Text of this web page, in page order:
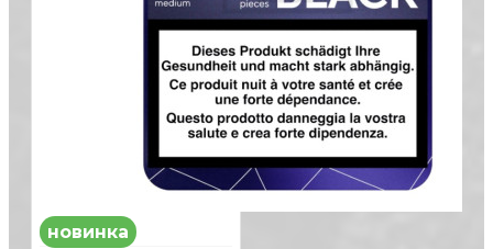
новинка